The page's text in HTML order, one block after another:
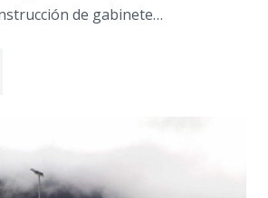
de gabinete…